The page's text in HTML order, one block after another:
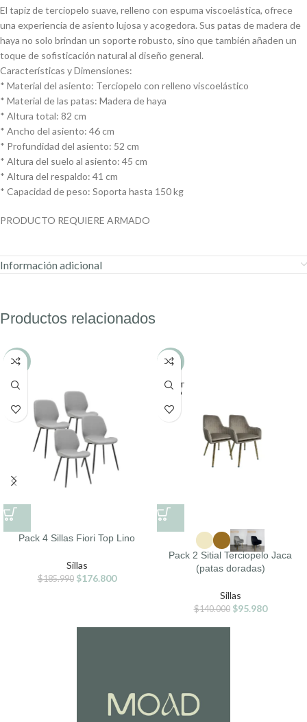
El tapiz de terciopelo suave, relleno con espuma viscoelástica, ofrece
una experiencia de asiento lujosa y acogedora. Sus patas de madera de
haya no solo brindan un soporte robusto, sino que también añaden un
toque de sofisticación natural al diseño general.
Características y Dimensiones:
* Material del asiento: Terciopelo con relleno viscoelástico
* Material de las patas: Madera de haya
* Altura total: 82 cm
* Ancho del asiento: 46 cm
* Profundidad del asiento: 52 cm
* Altura del suelo al asiento: 45 cm
* Altura del respaldo: 41 cm
* Capacidad de peso: Soporta hasta 150 kg
PRODUCTO REQUIERE ARMADO
Información adicional
Productos relacionados
-5%
Pack 4 Sillas Fiori Top Lino
Sillas
$185.990 $176.800
-31%
AGOT
ADO
Pack 2 Sitial Terciopelo Jaca
(patas doradas)
Sillas
$140.000 $95.980